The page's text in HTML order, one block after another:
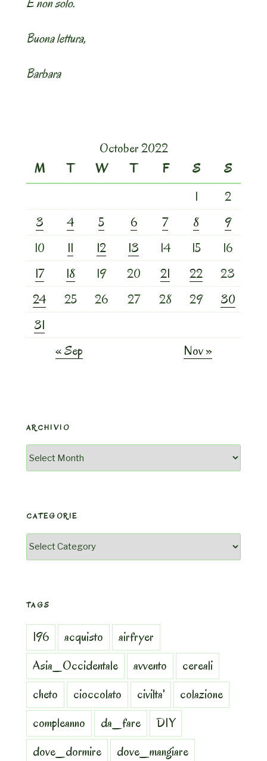
Buona lettura,
Barbara
October 2022
M
T W T F S
S
1
2
3
4 5 6 7 8
9
10
11 12 13 14 15
16
17
18 19 20 21 22
23
24
25 26 27 28 29
30
31
« Sep
Nov »
ARCHIVIO
Archivio
CATEGORIE
Categorie
TAGS
196 acquisto
airfryer
Asia_Occidentale
avvento
cereali
cheto
cioccolato civilta'
colazione
compleanno
da_fare
DIY
dove_dormire
dove_mangiare